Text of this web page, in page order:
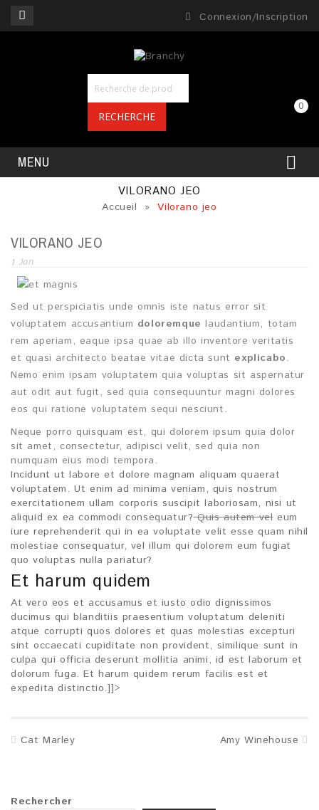
Connexion/Inscription
0
MENU
RECHERCHE
VILORANO JEO
Accueil » Vilorano jeo
VILORANO JEO
1 Jan
Sed ut perspiciatis unde omnis iste natus error sit
voluptatem accusantium doloremque laudantium, totam
rem aperiam, eaque ipsa quae ab illo inventore veritatis
et quasi architecto beatae vitae dicta sunt explicabo .
Nemo enim ipsam voluptatem quia voluptas sit aspernatur
aut odit aut fugit, sed quia consequuntur magni dolores
eos qui ratione voluptatem sequi nesciunt.
Neque porro quisquam est, qui dolorem ipsum quia dolor
sit amet, consectetur, adipisci velit, sed quia non
numquam eius modi tempora.
Incidunt ut labore et dolore magnam aliquam quaerat
voluptatem. Ut enim ad minima veniam, quis nostrum
exercitationem ullam corporis suscipit laboriosam, nisi ut
aliquid ex ea commodi consequatur?Quis autem veleum
iure reprehenderit qui in ea voluptate velit esse quam nihil
molestiae consequatur, vel illum qui dolorem eum fugiat
quo voluptas nulla pariatur?
Et harum quidem
At vero eos et accusamus et iusto odio dignissimos
ducimus qui blanditiis praesentium voluptatum deleniti
atque corrupti quos dolores et quas molestias excepturi
sint occaecati cupiditate non provident, similique sunt in
culpa qui officia deserunt mollitia animi, id est laborum et
dolorum fuga. Et harum quidem rerum facilis est et
expedita distinctio.]]>
Cat Marley Amy Winehouse
Rechercher